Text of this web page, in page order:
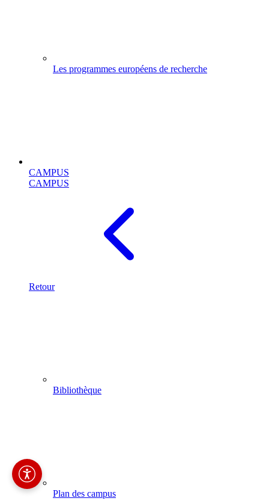
Les programmes européens de recherche
CAMPUS
CAMPUS
Retour
Bibliothèque
Plan des campus